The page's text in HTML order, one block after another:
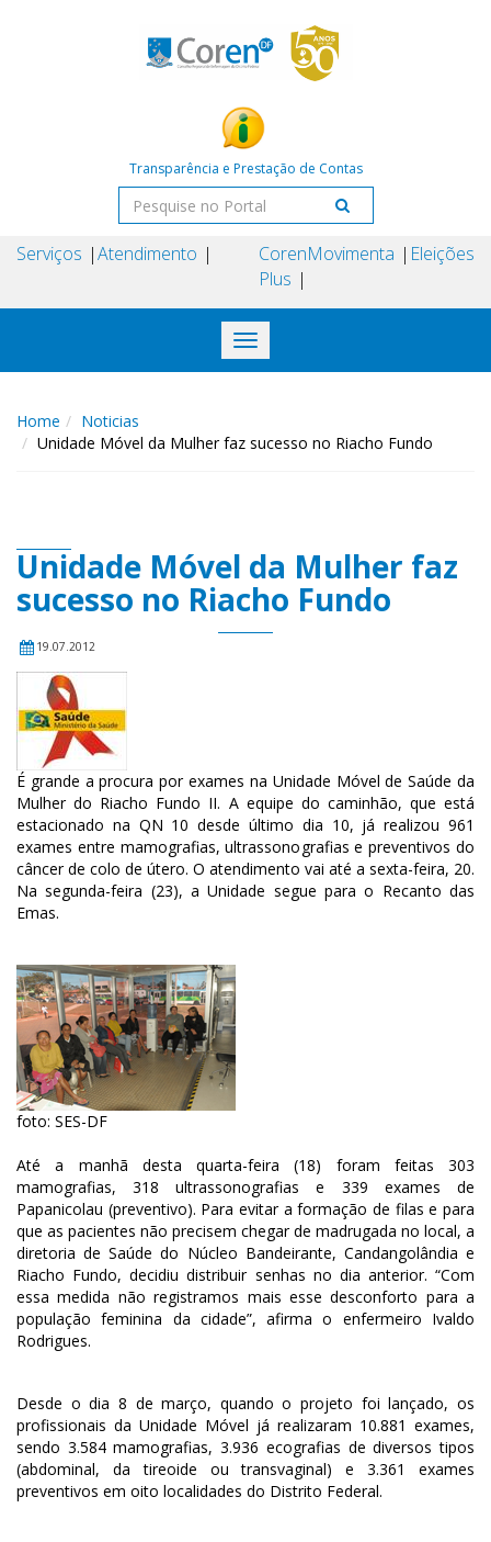
Transparência e Prestação de Contas
Serviços Atendimento
Coren
Plus
Movimenta Eleições
Toggle
navigation
Home
Noticias
Unidade Móvel da Mulher faz sucesso no Riacho Fundo
Unidade Móvel da Mulher faz
sucesso no Riacho Fundo
19.07.2012
É grande a procura por exames na Unidade Móvel de Saúde da
Mulher do Riacho Fundo II. A equipe do caminhão, que está
estacionado na QN 10 desde último dia 10, já realizou 961
exames entre mamografias, ultrassonografias e preventivos do
câncer de colo de útero. O atendimento vai até a sexta-feira, 20.
Na segunda-feira (23), a Unidade segue para o Recanto das
Emas.
foto: SES-DF
Até a manhã desta quarta-feira (18) foram feitas 303
mamografias, 318 ultrassonografias e 339 exames de
Papanicolau (preventivo). Para evitar a formação de filas e para
que as pacientes não precisem chegar de madrugada no local, a
diretoria de Saúde do Núcleo Bandeirante, Candangolândia e
Riacho Fundo, decidiu distribuir senhas no dia anterior. “Com
essa medida não registramos mais esse desconforto para a
população feminina da cidade”, afirma o enfermeiro Ivaldo
Rodrigues.
Desde o dia 8 de março, quando o projeto foi lançado, os
profissionais da Unidade Móvel já realizaram 10.881 exames,
sendo 3.584 mamografias, 3.936 ecografias de diversos tipos
(abdominal, da tireoide ou transvaginal) e 3.361 exames
preventivos em oito localidades do Distrito Federal.